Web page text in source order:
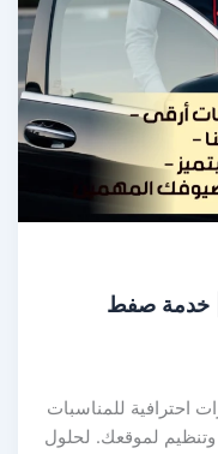
صفط
احترافية للمناسبات
لموقعك. لحلول